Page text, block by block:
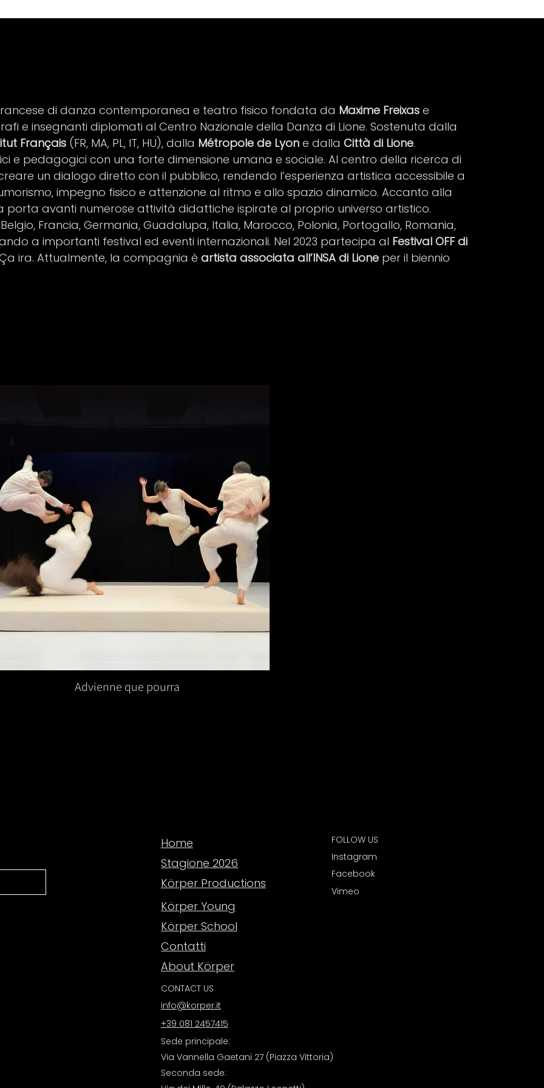
di danza contemporanea e teatro fisico fondata da Maxime Freixas e
e insegnanti diplomati al Centro Nazionale della Danza di Lione. Sostenuta dalla
Français (FR, MA, PL, IT, HU), dalla Métropole de Lyon e dalla Città di Lione.
e pedagogici con una forte dimensione umana e sociale. Al centro della ricerca di
un dialogo diretto con il pubblico, rendendo l’esperienza artistica accessibile a
impegno fisico e attenzione al ritmo e allo spazio dinamico. Accanto alla
avanti numerose attività didattiche ispirate al proprio universo artistico.
Francia, Germania, Guadalupa, Italia, Marocco, Polonia, Portogallo, Romania,
a importanti festival ed eventi internazionali. Nel 2023 partecipa al Festival OFF di
ira. Attualmente, la compagnia è artista associata all’INSA di Lione per il biennio
Advienne que pourra
Home
Stagione 2026
Körper Productions
Körper Young
Körper School
Contatti
About Körper
FOLLOW US
Instagram
Facebook
Vimeo
CONTACT US
info@korper.it
+39 081 2457415
Sede principale:
Via Vannella Gaetani 27 (Piazza Vittoria)
Seconda sede: